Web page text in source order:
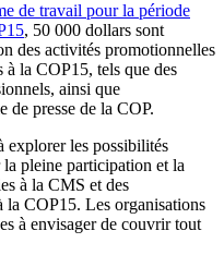
de travail pour la période
, 50 000 dollars sont
des activités promotionnelles
à la COP15, tels que des
ainsi que
de presse de la COP.
explorer les possibilités
pleine participation et la
à la CMS et des
la COP15. Les organisations
à envisager de couvrir tout